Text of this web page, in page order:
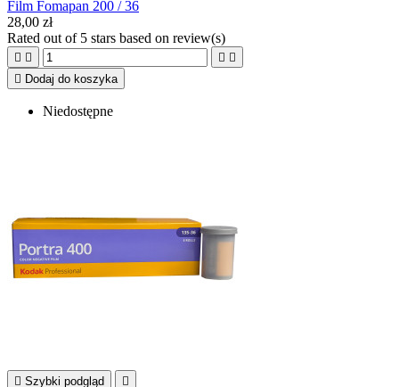
Film Fomapan 200 / 36
28,00 zł
Rated out of 5 stars based on review(s)
   
 Dodaj do koszyka
Niedostępne
 Szybki podgląd 